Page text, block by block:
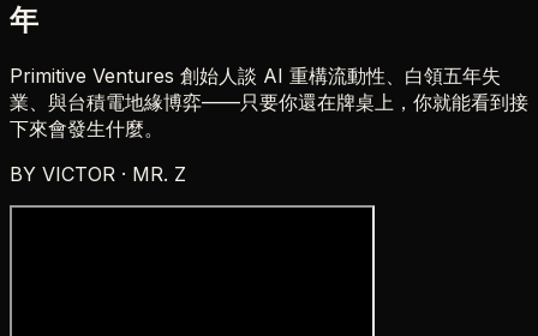
年
Primitive Ventures 創始人談 AI 重構流動性、白領五年失
業、與台積電地緣博弈——只要你還在牌桌上，你就能看到接
下來會發生什麼。
BY VICTOR · MR. Z